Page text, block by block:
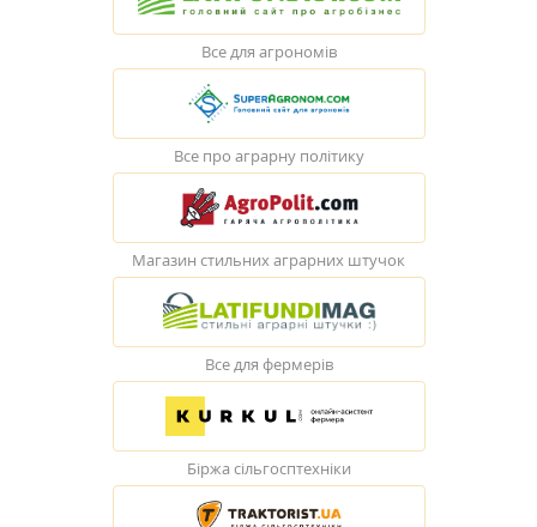
Все для агрономів
Все про аграрну політику
Магазин стильних аграрних штучок
Все для фермерів
Біржа сільгосптехніки